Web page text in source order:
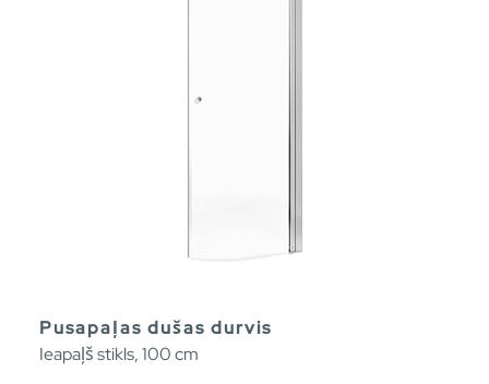
Pusapaļas dušas durvis
Ieapaļš stikls, 100 cm